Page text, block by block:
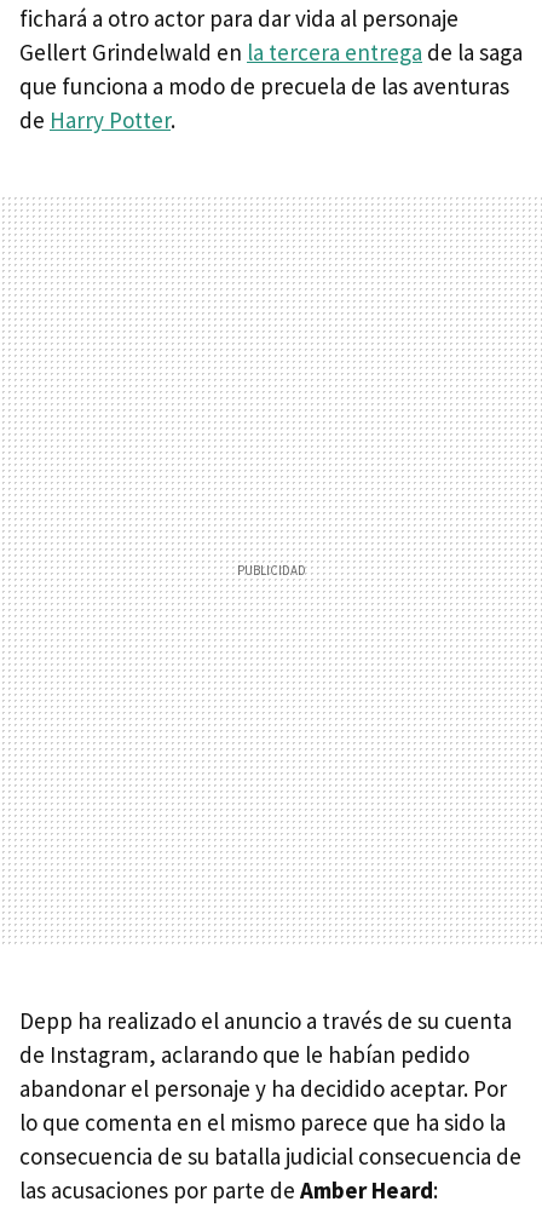
fichará a otro actor para dar vida al personaje
Gellert Grindelwald en la tercera entrega de la saga
que funciona a modo de precuela de las aventuras
de Harry Potter.
Depp ha realizado el anuncio a través de su cuenta
de Instagram, aclarando que le habían pedido
abandonar el personaje y ha decidido aceptar. Por
lo que comenta en el mismo parece que ha sido la
consecuencia de su batalla judicial consecuencia de
las acusaciones por parte de Amber Heard: